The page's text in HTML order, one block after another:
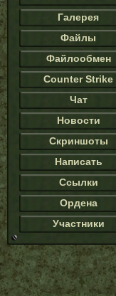
Галерея
Файлы
Файлообмен
Counter Strike
Чат
Новости
Скриншоты
Написать
Ссылки
Ордена
Участники